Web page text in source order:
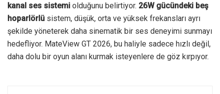
kanal ses sistemi olduğunu belirtiyor. 26W gücündeki beş
hoparlörlü sistem, düşük, orta ve yüksek frekansları ayrı
şekilde yöneterek daha sinematik bir ses deneyimi sunmayı
hedefliyor. MateView GT 2026, bu haliyle sadece hızlı değil,
daha dolu bir oyun alanı kurmak isteyenlere de göz kırpıyor.